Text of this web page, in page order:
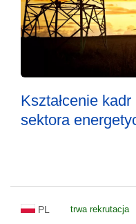
Kształcenie
sektora
PL trwa rekrutacja